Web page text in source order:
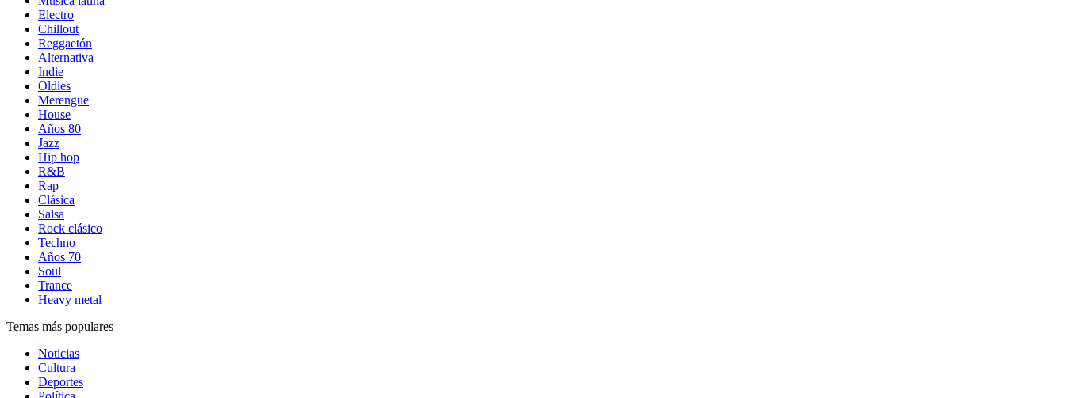
Electro
Chillout
Reggaetón
Alternativa
Indie
Oldies
Merengue
House
Años 80
Jazz
Hip hop
R&B
Rap
Clásica
Salsa
Rock clásico
Techno
Años 70
Soul
Trance
Heavy metal
Temas más populares
Noticias
Cultura
Deportes